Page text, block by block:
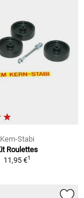
Kern-Stabi
Roulettes
11,95 €1